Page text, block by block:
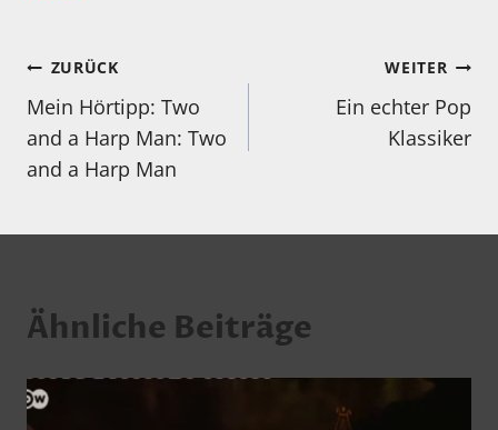
Beitragsnavigation
ZURÜCK
Mein Hörtipp: Two
and a Harp Man: Two
and a Harp Man
WEITER
Ein echter Pop
Klassiker
Ähnliche Beiträge